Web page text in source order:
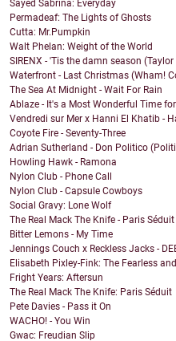
Sayed Sabrina: Everyday
Permadeaf: The Lights of Ghosts
Cutta: Mr.Pumpkin
Walt Phelan: Weight of the World
SIRENX - 'Tis the damn season
Waterfront - Last Christmas (Wham!
The Sea At Midnight - Wait For Rain
Ablaze - It's a Most Wonderful Time
Vendredi sur Mer x Hanni El Khatib -
Coyote Fire - Seventy-Three
Adrian Sutherland - Don Politico
Howling Hawk - Ramona
Nylon Club - Phone Call
Nylon Club - Capsule Cowboys
Social Gravy: Lone Wolf
The Real Mack The Knife - Paris Séduit
Bitter Lemons - My Time
Jennings Couch x Reckless Jacks -
Elisabeth Pixley-Fink: The Fearless
Fright Years: Aftersun
The Real Mack The Knife: Paris Séduit
Pete Davies - Pass it On
WACHO! - You Win
Gwac: Freudian Slip